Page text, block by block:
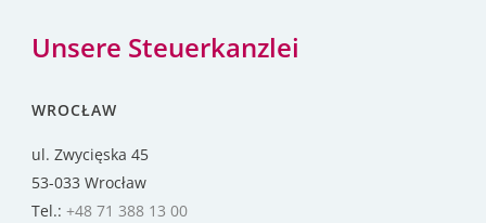
Unsere Steuerkanzlei
WROCŁAW
ul. Zwycięska 45
53-033 Wrocław
Tel.: +48 71 388 13 00